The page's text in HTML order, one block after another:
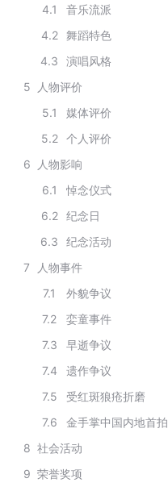
4.1
音乐流派
4.2
舞蹈特色
4.3
演唱风格
5
人物评价
5.1
媒体评价
5.2
个人评价
6
人物影响
6.1
悼念仪式
6.2
纪念日
6.3
纪念活动
7
人物事件
7.1
外貌争议
7.2
娈童事件
7.3
早逝争议
7.4
遗作争议
7.5
受红斑狼疮折磨
7.6
金手掌中国内地首拍
8 社会活动
9 荣誉奖项